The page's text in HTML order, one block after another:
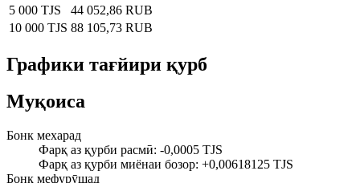
5 000 TJS
44 052,86 RUB
10 000 TJS 88 105,73 RUB
Графики тағйири қурб
Муқоиса
Бонк мехарад
Фарқ аз қурби расмӣ: -0,0005 TJS
Фарқ аз қурби миёнаи бозор: +0,00618125 TJS
Бонк мефурӯшад